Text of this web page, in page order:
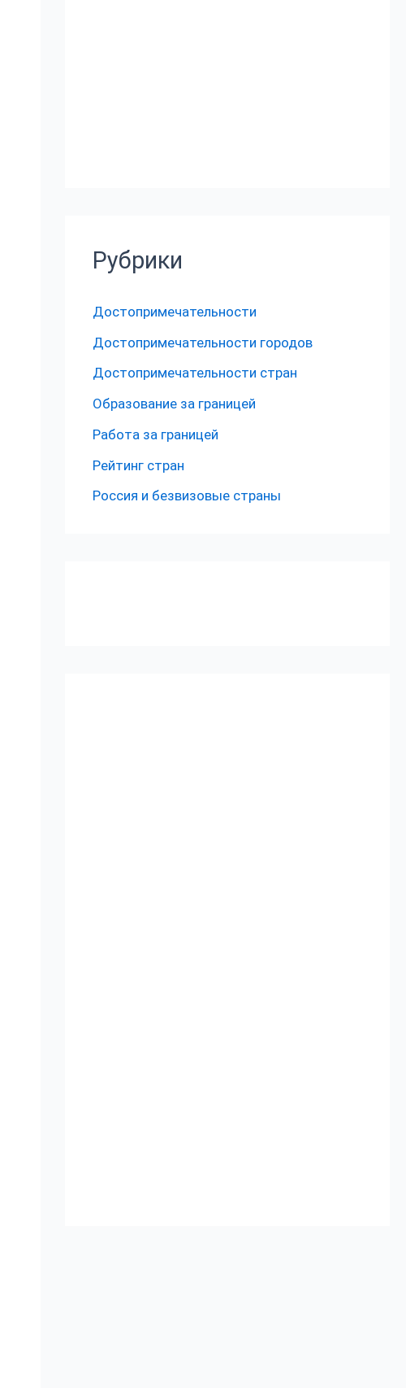
Рубрики
Достопримечательности
Достопримечательности городов
Достопримечательности стран
Образование за границей
Работа за границей
Рейтинг стран
Россия и безвизовые страны